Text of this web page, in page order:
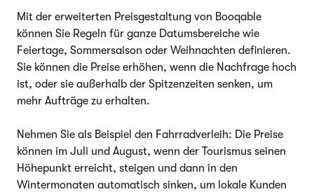
Mit der erweiterten Preisgestaltung von Booqable
können Sie Regeln für ganze Datumsbereiche wie
Feiertage, Sommersaison oder Weihnachten definieren.
Sie können die Preise erhöhen, wenn die Nachfrage hoch
ist, oder sie außerhalb der Spitzenzeiten senken, um
mehr Aufträge zu erhalten.
Nehmen Sie als Beispiel den Fahrradverleih: Die Preise
können im Juli und August, wenn der Tourismus seinen
Höhepunkt erreicht, steigen und dann in den
Wintermonaten automatisch sinken, um lokale Kunden